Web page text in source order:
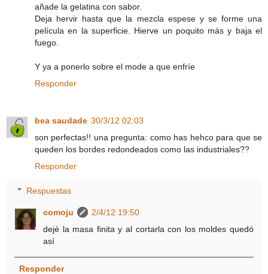
añade la gelatina con sabor.
Deja hervir hasta que la mezcla espese y se forme una
película en la superficie. Hierve un poquito más y baja el
fuego.
Y ya a ponerlo sobre el mode a que enfríe
Responder
bea saudade 30/3/12 02:03
son perfectas!! una pregunta: como has hehco para que se
queden los bordes redondeados como las industriales??
Responder
Respuestas
comoju
2/4/12 19:50
dejé la masa finita y al cortarla con los moldes quedó
así
Responder